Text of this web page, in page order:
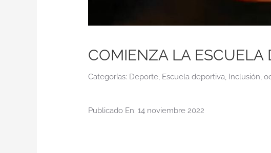
COMIENZA LA ESCUELA
Categorías: Deporte, Escuela deportiva, Inclusión,
Publicado En: 14 noviembre 2022